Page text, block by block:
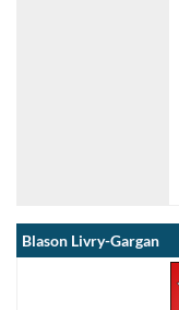
Blason Livry-Gargan